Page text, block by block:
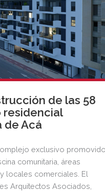
de las 58
residencial
de Acá
exclusivo
comunitaria, áreas
locales comerciales. El
Arquitectos Asociados,